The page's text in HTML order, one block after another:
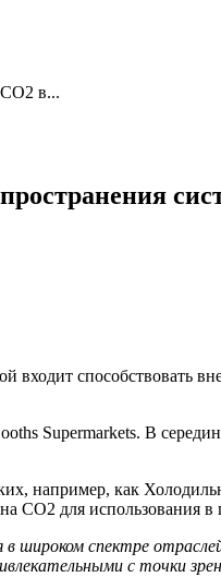
в...
входит способствовать
Supermarkets. В
например, как
CO2 для использования
в широком спектре
с точки